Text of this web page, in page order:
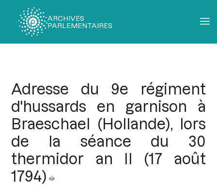
ARCHIVES
PARLEMENTAIRES
Adresse du 9e régiment
d'hussards en garnison à
Braeschael (Hollande), lors
de la séance du 30
thermidor an II (17 août
1794)